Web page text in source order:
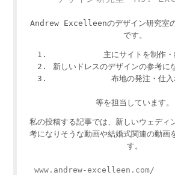
Andrew Excelleenのデザイン研究
です。
主にサイトを制作
新しいドレスのデザインの参考に
布地の発注・仕
等を担当しています。
私の投稿する記事では、新しいウェディ
考になりそうな動画や結婚式関連の動画
す。
www.andrew-excelleen.com/